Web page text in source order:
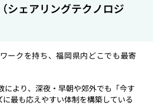
シェアリングテクノロジ
ークを持ち、福岡県内どこでも最寄
により、深夜・早朝や郊外でも「今す
最も応えやすい体制を構築している